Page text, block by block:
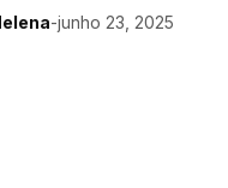
-junho 23, 2025